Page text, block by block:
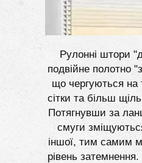
Рулонні штори
подвійне полотно
що чергуються на
сітки та більш
Потягнувши за
смуги
іншої, тим самим
рівень